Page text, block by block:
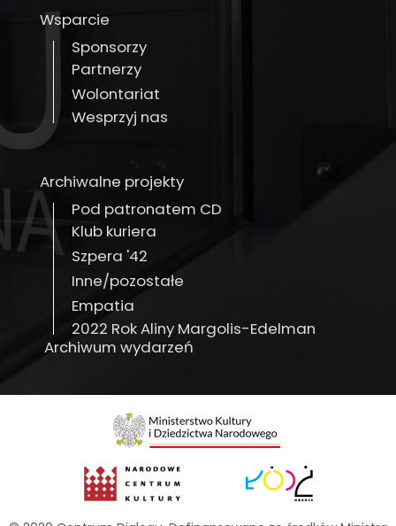
Wsparcie
Sponsorzy
Partnerzy
Wolontariat
Wesprzyj nas
Archiwalne projekty
Pod patronatem CD
Klub kuriera
Szpera '42
Inne/pozostałe
Empatia
2022 Rok Aliny Margolis-Edelman
Archiwum wydarzeń